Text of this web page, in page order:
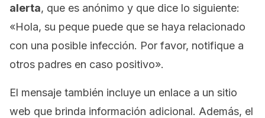
alerta, que es anónimo y que dice lo siguiente:
«Hola, su peque puede que se haya relacionado
con una posible infección. Por favor, notifique a
otros padres en caso positivo».
El mensaje también incluye un enlace a un sitio
web que brinda información adicional. Además, el